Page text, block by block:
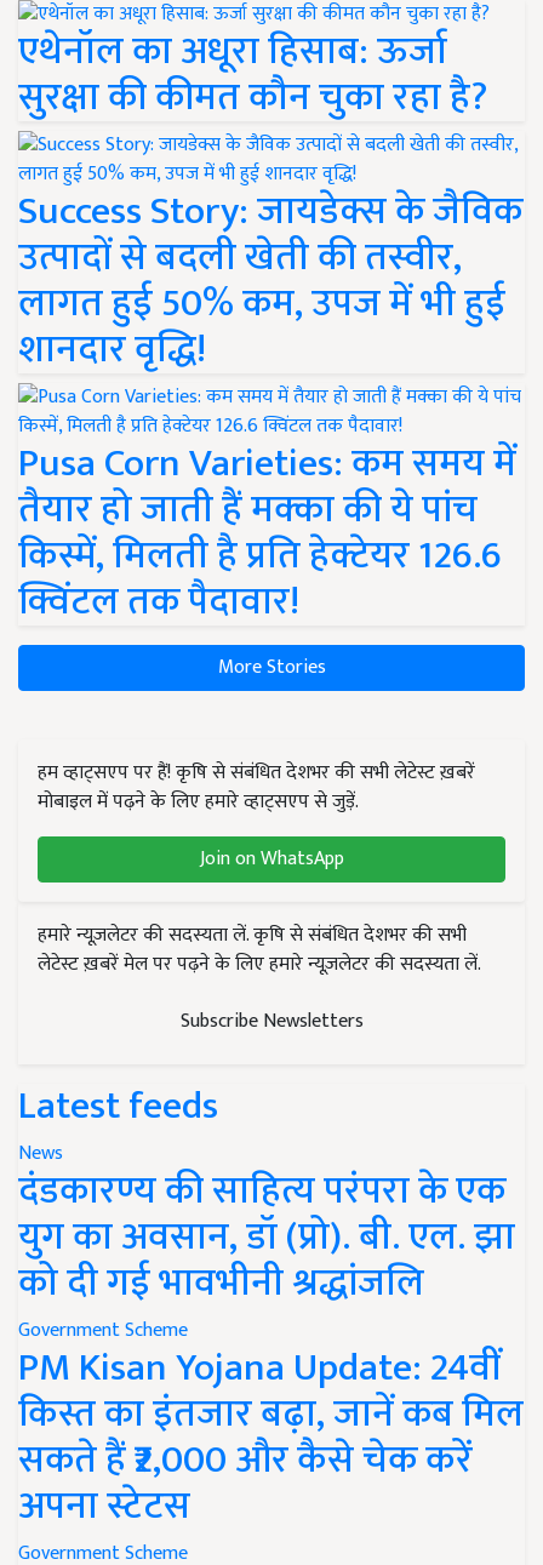
एथेनॉल का अधूरा हिसाब: ऊर्जा
सुरक्षा की कीमत कौन चुका रहा है?
Success Story: जायडेक्स के जैविक
उत्पादों से बदली खेती की तस्वीर,
लागत हुई 50% कम, उपज में भी हुई
शानदार वृद्धि!
Pusa Corn Varieties: कम समय में
तैयार हो जाती हैं मक्का की ये पांच
किस्में, मिलती है प्रति हेक्टेयर 126.6
क्विंटल तक पैदावार!
More Stories
हम व्हाट्सएप पर हैं! कृषि से संबंधित देशभर की सभी लेटेस्ट ख़बरें
मोबाइल में पढ़ने के लिए हमारे व्हाट्सएप से जुड़ें.
Join on WhatsApp
हमारे न्यूज़लेटर की सदस्यता लें. कृषि से संबंधित देशभर की सभी
लेटेस्ट ख़बरें मेल पर पढ़ने के लिए हमारे न्यूज़लेटर की सदस्यता लें.
Subscribe Newsletters
Latest feeds
News
दंडकारण्य की साहित्य परंपरा के एक
युग का अवसान, डॉ (प्रो). बी. एल. झा
को दी गई भावभीनी श्रद्धांजलि
Government Scheme
PM Kisan Yojana Update: 24वीं
किस्त का इंतजार बढ़ा, जानें कब मिल
सकते हैं ₹2,000 और कैसे चेक करें
अपना स्टेटस
Government Scheme